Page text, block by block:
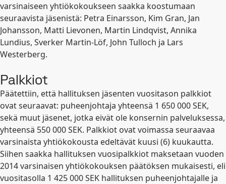
varsinaiseen yhtiökokoukseen saakka koostumaan
seuraavista jäsenistä: Petra Einarsson, Kim Gran, Jan
Johansson, Matti Lievonen, Martin Lindqvist, Annika
Lundius, Sverker Martin-Löf, John Tulloch ja Lars
Westerberg.
Palkkiot
Päätettiin, että hallituksen jäsenten vuositason palkkiot
ovat seuraavat: puheenjohtaja yhteensä 1 650 000 SEK,
sekä muut jäsenet, jotka eivät ole konsernin palveluksessa,
yhteensä 550 000 SEK. Palkkiot ovat voimassa seuraavaa
varsinaista yhtiökokousta edeltävät kuusi (6) kuukautta.
Siihen saakka hallituksen vuosipalkkiot maksetaan vuoden
2014 varsinaisen yhtiökokouksen päätöksen mukaisesti, eli
vuositasolla 1 425 000 SEK hallituksen puheenjohtajalle ja